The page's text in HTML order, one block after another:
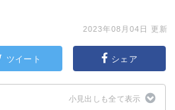
2023年08月04日 更新
ツイート シェア